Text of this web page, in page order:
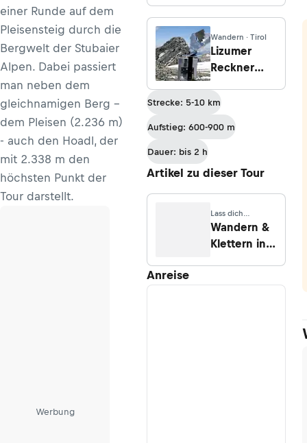
einer Runde auf dem
Pleisensteig durch die
Bergwelt der Stubaier
Alpen. Dabei passiert
man neben dem
gleichnamigen Berg -
dem Pleisen (2.236 m)
- auch den Hoadl, der
mit 2.338 m den
höchsten Punkt der
Tour darstellt.
Werbung
Alm
Wandern · Tirol
Lizumer
Reckner
von der
Lizumer
Hütte
Strecke: 5-10 km
Aufstieg: 600-900 m
Dauer: bis 2 h
Artikel zu dieser Tour
Lass dich
inspirieren
Wandern &
Klettern in
Anreise